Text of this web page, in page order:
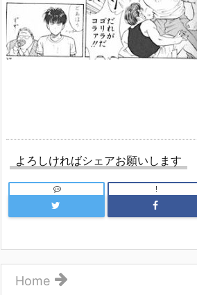
よろしければシェアお願いします
!
Home